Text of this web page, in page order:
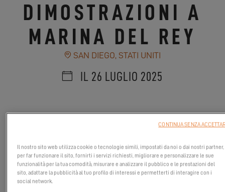
DIMOSTRAZIONI A
MARINA DEL REY
SAN DIEGO, STATI UNITI
IL 26 LUGLIO 2025
Il nostro sito web utilizza cookie o tecnologie simili, impostati da noi o dai nostri partner,
per far funzionare il sito, fornirti i servizi richiesti, migliorare e personalizzare le sue
funzionalità per la tua comodità, misurare e analizzare il pubblico e le prestazioni del
sito, adattare la pubblicità al tuo profilo di interessi e permetterti di interagire con i
social network.
CONTINUA SENZA